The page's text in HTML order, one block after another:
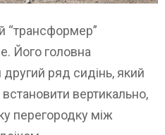
“трансформер”
Його головна
ряд сидінь, який
вертикально,
перегородку між